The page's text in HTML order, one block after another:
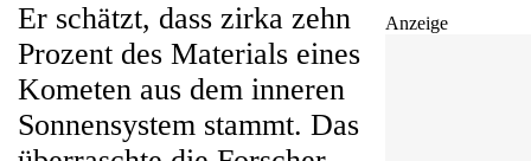
Anzeige
Er schätzt, dass zirka zehn
Prozent des Materials eines
Kometen aus dem inneren
Sonnensystem stammt. Das